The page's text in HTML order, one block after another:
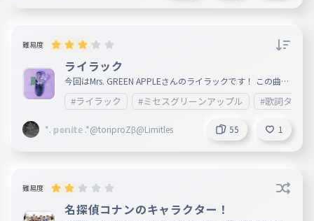
難易度
ライラック
今回はMrs. GREEN APPLEさんのライラックです！ この曲は
日本レコード大賞で二連覇をした曲です！ 金管バンドで吹
いていている曲です！ とっっってもいい曲です！
#ライラック #ミセスグリーンアップル #歌詞タイピ
*. 𝕡𝕠𝕟𝕚𝕥𝕖 .*@toriproZβ@Limitles 55 1
難易度
名探偵コナンのキャラクター！